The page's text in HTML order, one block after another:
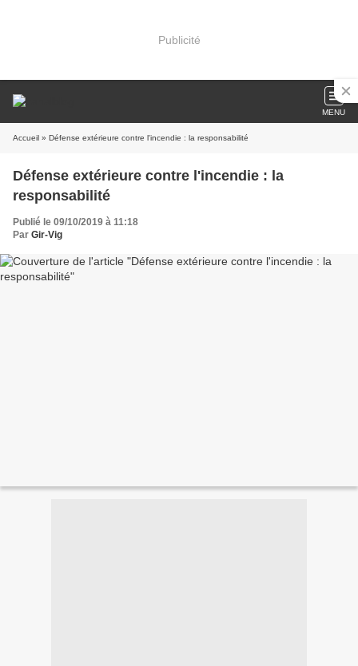
Publicité
MENU
Accueil » Défense extérieure contre l'incendie : la responsabilité
Défense extérieure contre l'incendie : la
responsabilité
Publié le 09/10/2019 à 11:18
Par Gir-Vig